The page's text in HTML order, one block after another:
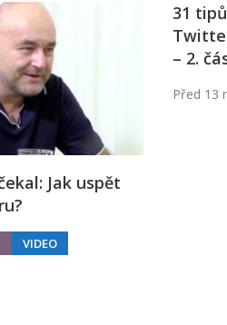
Jak uspět
VIDEO
31
– 2.
Před 13